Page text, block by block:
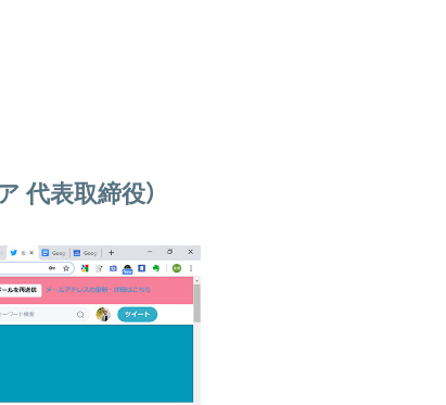
代表取締役）